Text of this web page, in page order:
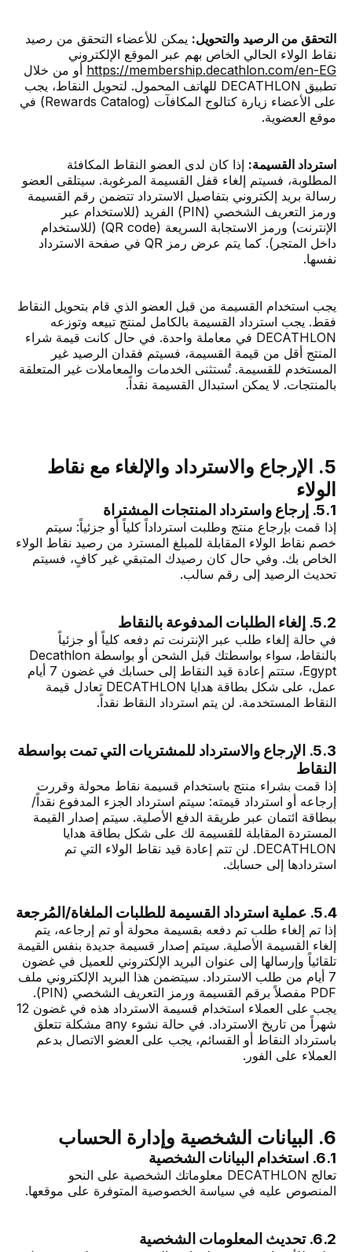
التحقق من الرصيد والتحويل: يمكن للأعضاء التحقق من رصيد
نقاط الولاء الحالي الخاص بهم عبر الموقع الإلكتروني
https://membership.decathlon.com/en-EG أو من خلال
تطبيق DECATHLON للهاتف المحمول. لتحويل النقاط، يجب
على الأعضاء زيارة كتالوج المكافآت (Rewards Catalog) في
موقع العضوية.
استرداد القسيمة: إذا كان لدى العضو النقاط المكافئة
المطلوبة، فسيتم إلغاء قفل القسيمة المرغوبة. سيتلقى العضو
رسالة بريد إلكتروني بتفاصيل الاسترداد تتضمن رقم القسيمة
ورمز التعريف الشخصي (PIN) الفريد (للاستخدام عبر
الإنترنت) ورمز الاستجابة السريعة (QR code) (للاستخدام
داخل المتجر). كما يتم عرض رمز QR في صفحة الاسترداد
نفسها.
يجب استخدام القسيمة من قبل العضو الذي قام بتحويل النقاط
فقط. يجب استرداد القسيمة بالكامل لمنتج تبيعه وتوزعه
DECATHLON في معاملة واحدة. في حال كانت قيمة شراء
المنتج أقل من قيمة القسيمة، فسيتم فقدان الرصيد غير
المستخدم للقسيمة. تُستثنى الخدمات والمعاملات غير المتعلقة
بالمنتجات. لا يمكن استبدال القسيمة نقداً.
5. الإرجاع والاسترداد والإلغاء مع نقاط
الولاء
5.1. إرجاع واسترداد المنتجات المشتراة
إذا قمت بإرجاع منتج وطلبت استرداداً كلياً أو جزئياً: سيتم
خصم نقاط الولاء المقابلة للمبلغ المسترد من رصيد نقاط الولاء
الخاص بك. وفي حال كان رصيدك المتبقي غير كافٍ، فسيتم
تحديث الرصيد إلى رقم سالب.
5.2. إلغاء الطلبات المدفوعة بالنقاط
في حالة إلغاء طلب عبر الإنترنت تم دفعه كلياً أو جزئياً
بالنقاط، سواء بواسطتك قبل الشحن أو بواسطة Decathlon
Egypt، ستتم إعادة قيد النقاط إلى حسابك في غضون 7 أيام
عمل، على شكل بطاقة هدايا DECATHLON تعادل قيمة
النقاط المستخدمة. لن يتم استرداد النقاط نقداً.
5.3. الإرجاع والاسترداد للمشتريات التي تمت بواسطة
النقاط
إذا قمت بشراء منتج باستخدام قسيمة نقاط محولة وقررت
إرجاعه أو استرداد قيمته: سيتم استرداد الجزء المدفوع نقداً/
ببطاقة ائتمان عبر طريقة الدفع الأصلية. سيتم إصدار القيمة
المستردة المقابلة للقسيمة لك على شكل بطاقة هدايا
DECATHLON. لن تتم إعادة قيد نقاط الولاء التي تم
استردادها إلى حسابك.
5.4. عملية استرداد القسيمة للطلبات الملغاة/المُرجعة
إذا تم إلغاء طلب تم دفعه بقسيمة محولة أو تم إرجاعه، يتم
إلغاء القسيمة الأصلية. سيتم إصدار قسيمة جديدة بنفس القيمة
تلقائياً وإرسالها إلى عنوان البريد الإلكتروني للعميل في غضون
7 أيام من طلب الاسترداد. سيتضمن هذا البريد الإلكتروني ملف
PDF مفصلاً برقم القسيمة ورمز التعريف الشخصي (PIN).
يجب على العملاء استخدام قسيمة الاسترداد هذه في غضون 12
شهراً من تاريخ الاسترداد. في حالة نشوء any مشكلة تتعلق
باسترداد النقاط أو القسائم، يجب على العضو الاتصال بدعم
العملاء على الفور.
6. البيانات الشخصية وإدارة الحساب
6.1. استخدام البيانات الشخصية
تعالج DECATHLON معلوماتك الشخصية على النحو
المنصوص عليه في سياسة الخصوصية المتوفرة على موقعها.
6.2. تحديث المعلومات الشخصية